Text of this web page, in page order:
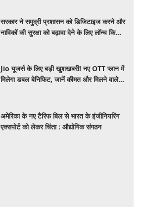
सरकार ने समुद्री प्रशासन को डिजिटाइज करने और
नाविकों की सुरक्षा को बढ़ावा देने के लिए लॉन्च किया
Jio यूजर्स के लिए बड़ी खुशखबरी! नए OTT प्लान में
मिलेगा डबल बेनिफिट, जानें कीमत और मिलने वाले
अमेरिका के नए टैरिफ बिल से भारत के इंजीनियरिंग
एक्सपोर्ट को लेकर चिंता : औद्योगिक संगठन